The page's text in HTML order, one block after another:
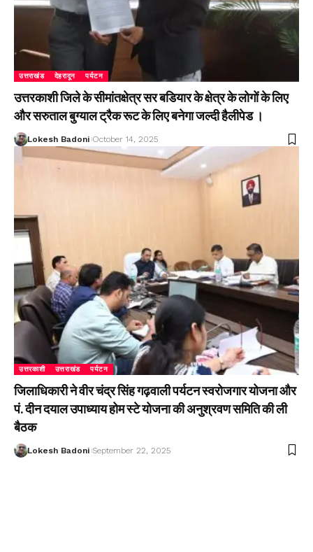
उत्तराखंड देहरादून पर्यटन
उत्तरकाशी जिले के सीमांतक्षेत्र सर बडियार के क्षेत्र के लोगों के लिए
और सरुताल बुग्याल ट्रैक रूट के लिए बनेगा जल्दी हैलीपेड ।
Lokesh Badoni October 14, 2025
उत्तरकाशी उत्तराखंड पर्यटन
जिलाधिकारी ने वीर चंद्र सिंह गढ़वाली पर्यटन स्वरोजगार योजना और
पं. दीन दयाल उपाध्याय होम स्टे योजना की अनुश्रवण समिति की ली
बैठक
Lokesh Badoni September 22, 2025